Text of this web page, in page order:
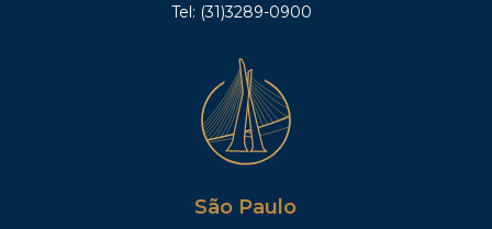
Tel: (31)3289-0900
São Paulo